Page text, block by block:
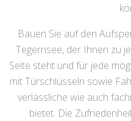
Bauen Sie auf den
Tegernsee, der Ihnen zu
Seite steht und für jede
mit Türschlüsseln sowie
verlässliche wie auch
bietet. Die